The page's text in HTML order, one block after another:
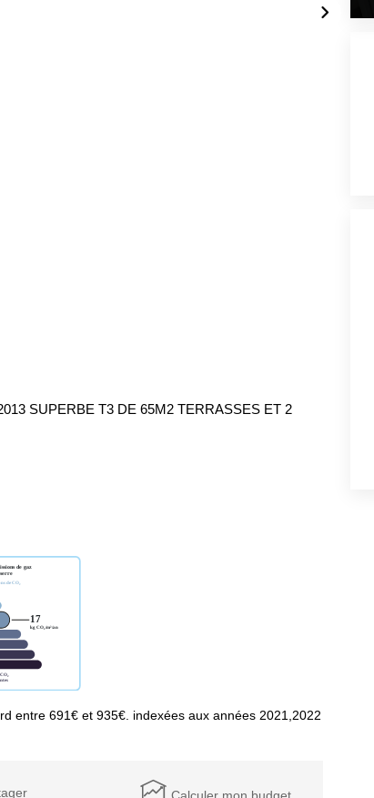
SUPERBE T3 DE 65M2 TERRASSES ET 2
entre 691€ et 935€. indexées aux années 2021,2022
Calculer mon budget